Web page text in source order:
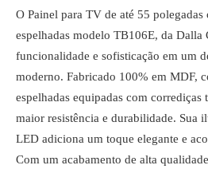
O Painel para TV de até 55
espelhadas modelo TB106E, da Dalla
funcionalidade e sofisticação em um
moderno. Fabricado 100% em MDF,
espelhadas equipadas com corrediças
maior resistência e durabilidade. Sua
LED adiciona um toque elegante e
Com um acabamento de alta